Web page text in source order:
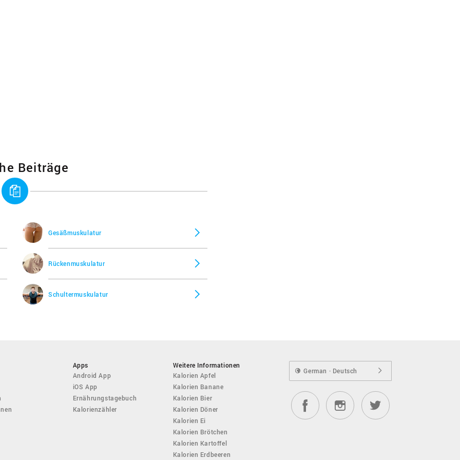
Beiträge
Gesäßmuskulatur
Rückenmuskulatur
Schultermuskulatur
Apps
Android App
iOS App
Ernährungstagebuch
Kalorienzähler
Weitere Informationen
Kalorien Apfel
Kalorien Banane
Kalorien Bier
Kalorien Döner
Kalorien Ei
Kalorien Brötchen
Kalorien Kartoffel
Kalorien Erdbeeren
German · Deutsch